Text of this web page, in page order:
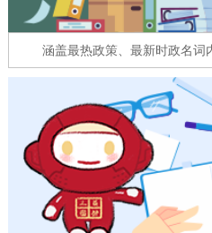
ENGLISH 한국
ESPAÑOL
ITALIANO
涵盖最热政策、最新时政名词内